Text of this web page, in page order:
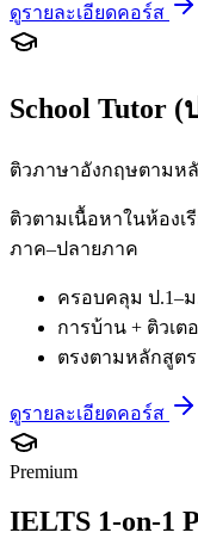
ดูรายละเอียดคอร์ส
School Tutor (
ติวภาษาอังกฤษตามห
ติวตามเนื้อหาในห้องเ
ภาค–ปลายภาค
ครอบคลุม ป.1–ม
การบ้าน + ติวเต
ตรงตามหลักสูต
ดูรายละเอียดคอร์ส
Premium
IELTS 1-on-1